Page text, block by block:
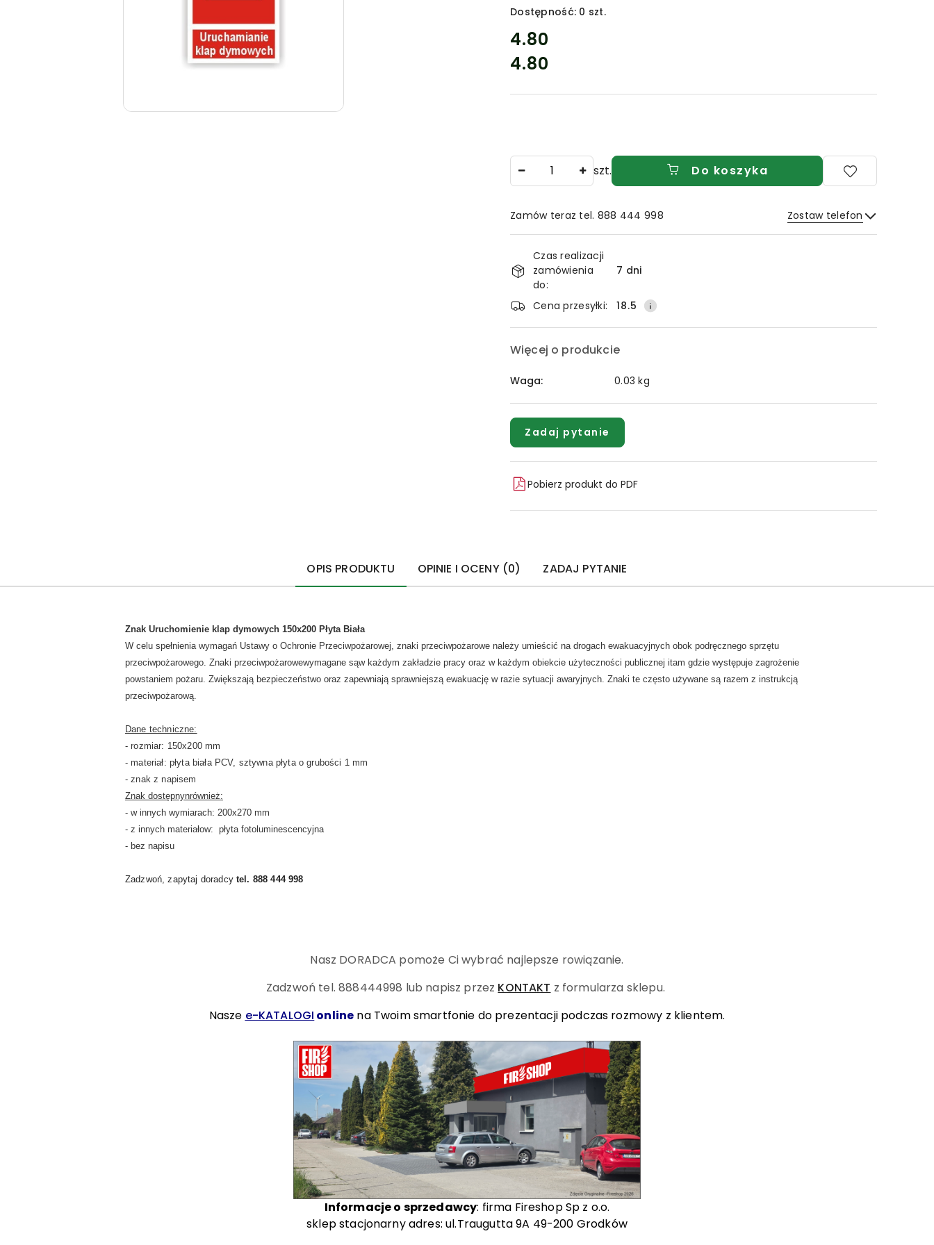
Dostępność: 0 szt.
cena:
4.80
Cena:
4.80
szt. Do koszyka
Zamów teraz tel. 888 444 998 Zostaw telefon
Wyślij
Dostępność
i
dostawa
Czas realizacji
zamówienia
do:
7 dni
Cena przesyłki: 18.5
Więcej o produkcie
Waga: 0.03 kg
Zadaj pytanie
Pobierz produkt do PDF
OPIS PRODUKTU OPINIE I OCENY (0) ZADAJ PYTANIE
Znak Uruchomienie klap dymowych 150x200 Płyta Biała
W celu spełnienia wymagań Ustawy o Ochronie Przeciwpożarowej, znaki przeciwpożarowe należy umieścić na drogach ewakuacyjnych obok podręcznego sprzętu
przeciwpożarowego. Znaki przeciwpożarowewymagane sąw każdym zakładzie pracy oraz w każdym obiekcie użyteczności publicznej itam gdzie występuje zagrożenie
powstaniem pożaru. Zwiększają bezpieczeństwo oraz zapewniają sprawniejszą ewakuację w razie sytuacji awaryjnych. Znaki te często używane są razem z instrukcją
przeciwpożarową.
Dane techniczne:
- rozmiar: 150x200 mm
- materiał: płyta biała PCV, sztywna płyta o grubości 1 mm
- znak z napisem
Znak dostępnynrównież:
- w innych wymiarach: 200x270 mm
- z innych materiałow: płyta fotoluminescencyjna
- bez napisu
Zadzwoń, zapytaj doradcy tel. 888 444 998
Nasz DORADCA pomoże Ci wybrać najlepsze rowiązanie.
Zadzwoń tel. 888444998 lub napisz przez KONTAKT z formularza sklepu.
Nasze e-KATALOGI online na Twoim smartfonie do prezentacji podczas rozmowy z klientem.
Informacje o sprzedawcy: firma Fireshop Sp z o.o.
sklep stacjonarny adres: ul.Traugutta 9A 49-200 Grodków